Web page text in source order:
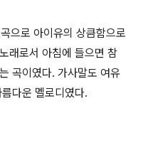
으로 아이유의 상큼함으로
래로서 아침에 들으면 참
곡이였다. 가사말도 여유
다운 멜로디였다.